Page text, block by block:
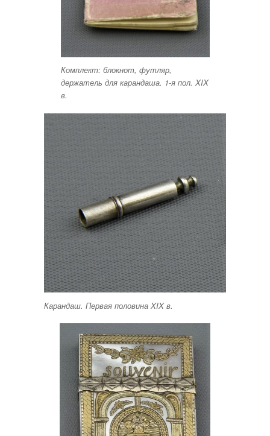
Комплект: блокнот, футляр,
держатель для карандаша. 1-я пол. XIX
в.
Карандаш. Первая половина XIX в.